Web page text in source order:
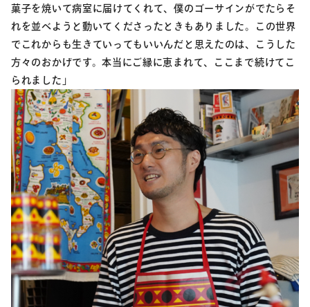
菓子を焼いて病室に届けてくれて、僕のゴーサインがでたらそ
れを並べようと動いてくださったときもありました。この世界
でこれからも生きていってもいいんだと思えたのは、こうした
方々のおかげです。本当にご縁に恵まれて、ここまで続けてこ
られました」